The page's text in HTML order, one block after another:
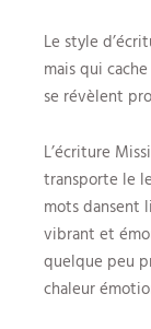
Le style
mais qui
se révèlent
L’écriture
transporte le
mots dansent
vibrant et
quelque peu
chaleur